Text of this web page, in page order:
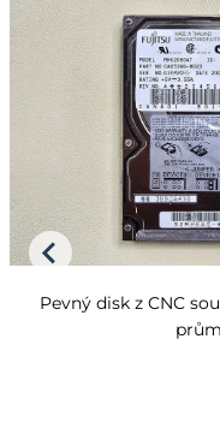
Pevný disk z CNC